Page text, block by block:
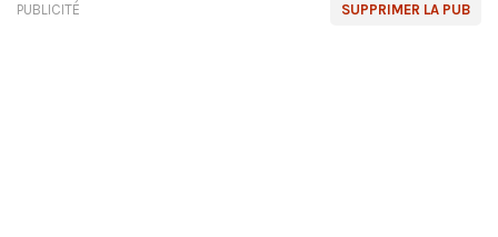
SUPPRIMER LA PUB
PUBLICITÉ